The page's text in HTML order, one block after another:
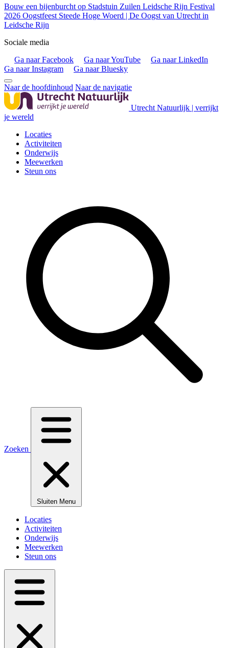
Bouw een bijenburcht op Stadstuin Zuilen Leidsche Rijn Festival
2026 Oogstfeest Steede Hoge Woerd | De Oogst van Utrecht in
Leidsche Rijn
Sociale media
Ga naar Facebook
Ga naar YouTube
Ga naar LinkedIn
Ga naar Instagram
Ga naar Bluesky
Naar de hoofdinhoud Naar de navigatie
Utrecht Natuurlijk | verrijkt
je wereld
Locaties
Activiteiten
Onderwijs
Meewerken
Steun ons
Zoeken
Sluiten Menu
Locaties
Activiteiten
Onderwijs
Meewerken
Steun ons